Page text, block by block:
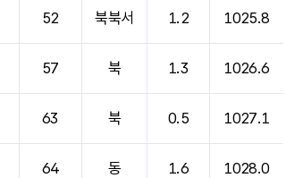
52 북북서 1.2 1025.8
57 북 1.3 1026.6
63 북 0.5 1027.1
64 동 1.6 1028.0